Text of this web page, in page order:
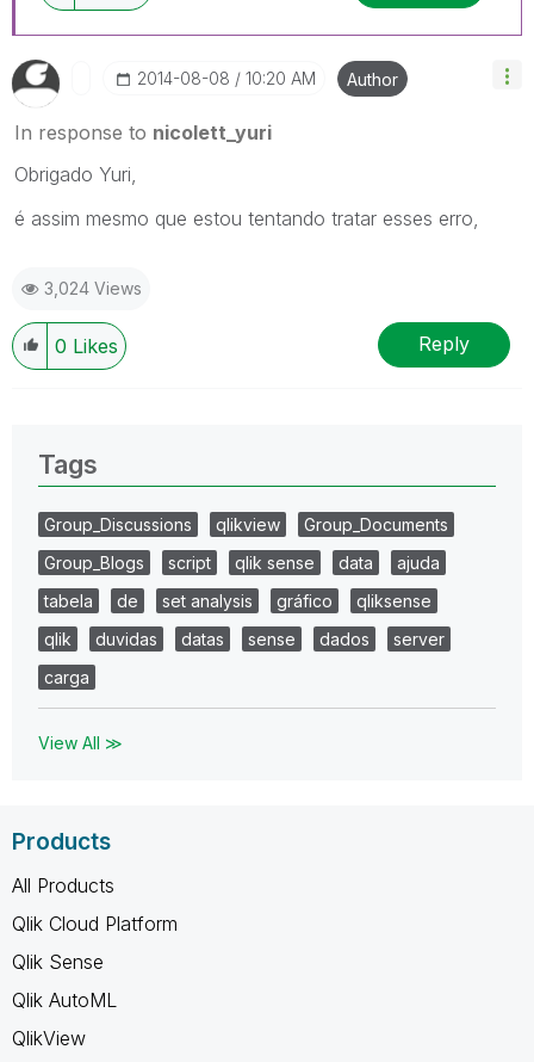
‎2014-08-08 10:20 AM Author
In response to nicolett_yuri
Obrigado Yuri,
é assim mesmo que estou tentando tratar esses erro,
3,024 Views
0 Likes Reply
Tags
Group_Discussions qlikview
Group_Documents
Group_Blogs
script qlik sense data
ajuda
tabela
de set analysis gráfico
qliksense
qlik
duvidas datas sense dados
server
carga
View All ≫
Products
All Products
Qlik Cloud Platform
Qlik Sense
Qlik AutoML
QlikView